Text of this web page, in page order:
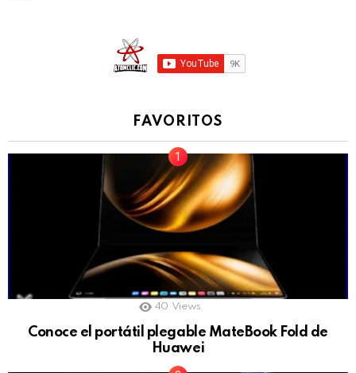
FAVORITOS
40 Views
Conoce el portátil plegable MateBook Fold de
Huawei